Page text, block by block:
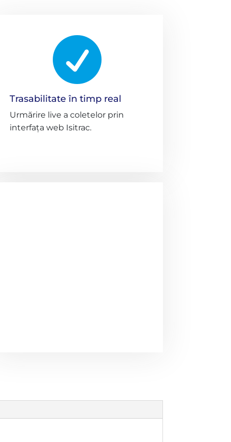

Trasabilitate în timp real
Urmărire live a coletelor prin
interfața web Isitrac.